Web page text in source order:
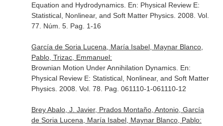
Equation and Hydrodynamics. En: Physical Review E:
Statistical, Nonlinear, and Soft Matter Physics. 2008. Vol.
77. Núm. 5. Pag. 1-16
García de Soria Lucena, María Isabel, Maynar Blanco,
Pablo, Trizac, Emmanuel:
Brownian Motion Under Annihilation Dynamics. En:
Physical Review E: Statistical, Nonlinear, and Soft Matter
Physics. 2008. Vol. 78. Pag. 061110-1-061110-12
Brey Abalo, J. Javier, Prados Montaño, Antonio, García
de Soria Lucena, María Isabel, Maynar Blanco, Pablo: